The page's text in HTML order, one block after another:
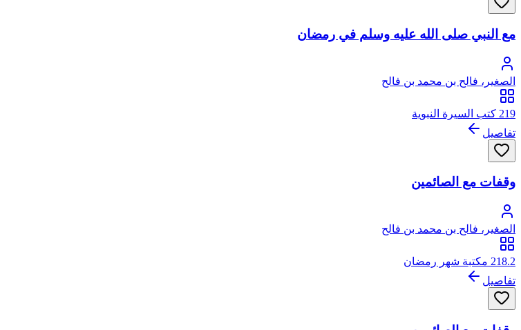
مع النبي صلى الله عليه وسلم في رمضان
الصغير، فالح بن محمد بن فالح
219 كتب السيرة النبوية
تفاصيل
وقفات مع الصائمين
الصغير، فالح بن محمد بن فالح
218.2 مكتبة شهر رمضان
تفاصيل